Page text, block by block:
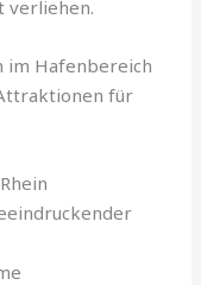
verliehen.
im Hafenbereich
für